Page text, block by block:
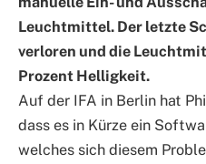
Leuchtmittel. Der letzte
verloren und die
Prozent Helligkeit.
Auf der IFA in Berlin hat
dass es in Kürze ein
welches sich diesem